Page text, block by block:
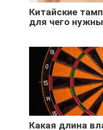
Китайские
для чего
Какая длина